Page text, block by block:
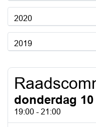
2020
2019
donderdag
19:00 - 21:00